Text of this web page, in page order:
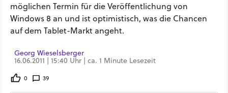
möglichen Termin für die Veröffentlichung von
Windows 8 an und ist optimistisch, was die Chancen
auf dem Tablet-Markt angeht.
Georg Wieselsberger
16.06.2011 | 15:40 Uhr | ca. 1 Minute Lesezeit
0 39